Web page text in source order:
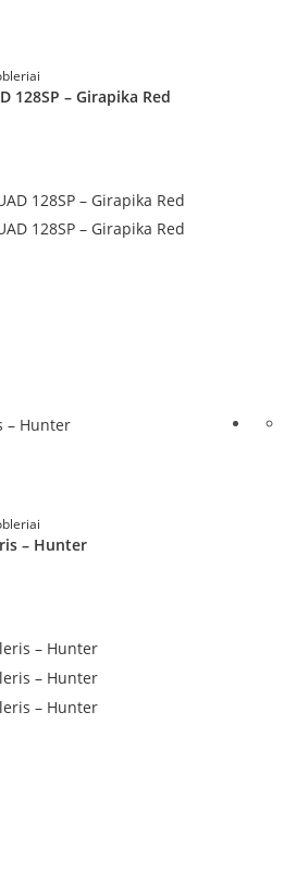
128SP – Girapika Red
– Hunter